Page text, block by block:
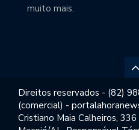
muito mais.
Direitos reservados - (82)
(comercial) -
Cristiano Maia Calheiros,